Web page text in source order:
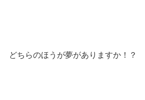
どちらのほうが夢がありますか！？